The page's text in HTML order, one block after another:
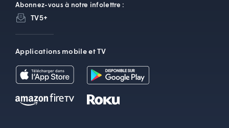
Abonnez-vous à notre infolettre :
TV5+
Applications mobile et TV